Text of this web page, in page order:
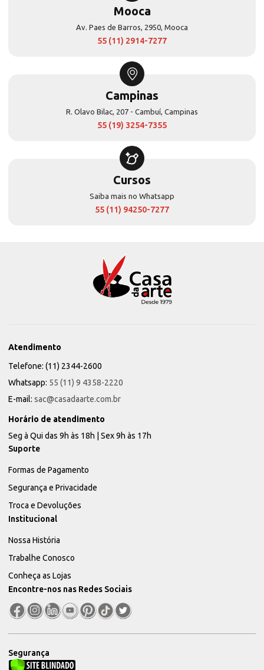
Mooca
Av. Paes de Barros, 2950, Mooca
55 (11) 2914-7277
Campinas
R. Olavo Bilac, 207 - Cambuí, Campinas
55 (19) 3254-7355
Cursos
Saiba mais no Whatsapp
55 (11) 94250-7277
Atendimento
Telefone: (11) 2344-2600
Whatsapp: 55 (11) 9 4358-2220
E-mail: sac@casadaarte.com.br
Horário de atendimento
Seg à Qui das 9h às 18h | Sex 9h às 17h
Suporte
Formas de Pagamento
Segurança e Privacidade
Troca e Devoluções
Institucional
Nossa História
Trabalhe Conosco
Conheça as Lojas
Encontre-nos nas Redes Sociais
Segurança